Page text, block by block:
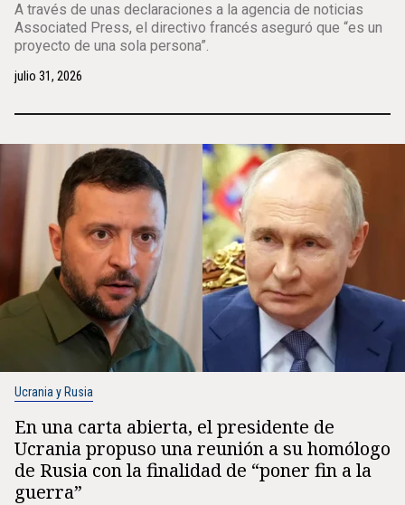
A través de unas declaraciones a la agencia de noticias
Associated Press, el directivo francés aseguró que “es un
proyecto de una sola persona”.
julio 31, 2026
Ucrania y Rusia
En una carta abierta, el presidente de
Ucrania propuso una reunión a su homólogo
de Rusia con la finalidad de “poner fin a la
guerra”